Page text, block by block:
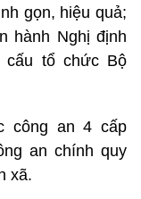
gọn, hiệu quả;
hành Nghị định
cấu tổ chức Bộ
công an 4 cấp
an chính quy
xã.